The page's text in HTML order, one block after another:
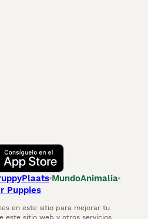
MundoAnimalia
Puppies
en este sitio para mejorar tu